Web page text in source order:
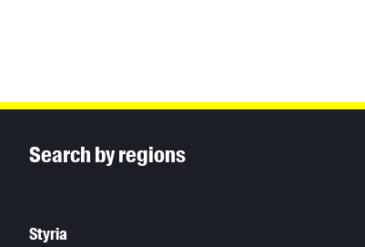
Search by regions
Styria